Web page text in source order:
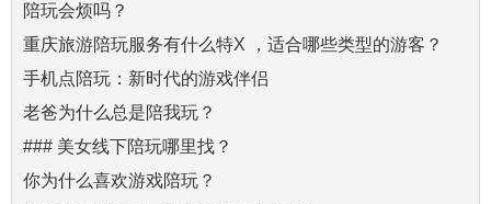
陪玩会烦吗？
重庆旅游陪玩服务有什么特X ，适合哪些类型的游客？
手机点陪玩：新时代的游戏伴侣
老爸为什么总是陪我玩？
### 美女线下陪玩哪里找？
你为什么喜欢游戏陪玩？